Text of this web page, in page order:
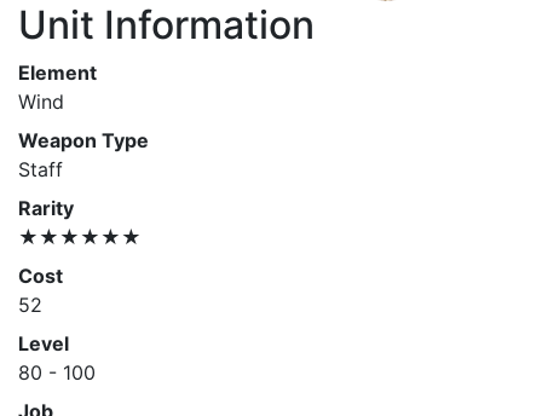
Unit Information
Element
Wind
Weapon Type
Staff
Rarity
★★★★★★
Cost
52
Level
80 - 100